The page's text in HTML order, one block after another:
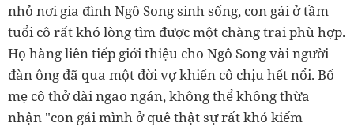
nhỏ nơi gia đình Ngô Song sinh sống, con gái ở tầm
tuổi cô rất khó lòng tìm được một chàng trai phù hợp.
Họ hàng liên tiếp giới thiệu cho Ngô Song vài người
đàn ông đã qua một đời vợ khiến cô chịu hết nổi. Bố
mẹ cô thở dài ngao ngán, không thể không thừa
nhận "con gái mình ở quê thật sự rất khó kiếm